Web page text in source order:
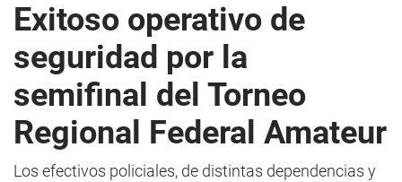
Exitoso operativo de
seguridad por la
semifinal del Torneo
Regional Federal Amateur
Los efectivos policiales, de distintas dependencias y